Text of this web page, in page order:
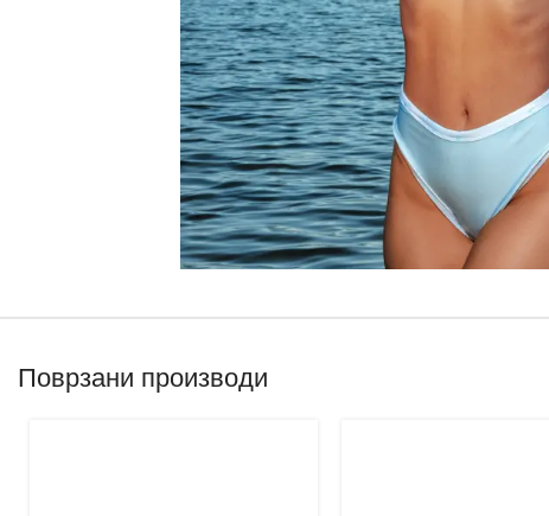
Поврзани производи